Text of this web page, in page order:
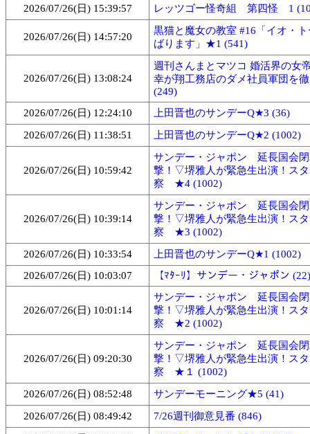
2026/07/26(日) 15:39:57
レッツゴー怪奇組 第四怪 1
2026/07/26(日) 14:57:20
黒猫と魔女の教室 #16「イオ・
ばります」★1 (541)
2026/07/26(日) 13:08:24
週刊さんまとマツコ 婚活界の女
幸が翔工務店のダメ社員軍団を
(249)
2026/07/26(日) 12:24:10
上田晋也のサンデーQ★3 (36)
2026/07/26(日) 11:38:51
上田晋也のサンデーQ★2 (1002)
2026/07/26(日) 10:59:42
サンデー・ジャポン 延長国会
撃！▽堺雅人が緊急生出演！ス
察 ★4 (1002)
2026/07/26(日) 10:39:14
サンデー・ジャポン 延長国会
撃！▽堺雅人が緊急生出演！ス
察 ★3 (1002)
2026/07/26(日) 10:33:54
上田晋也のサンデーQ★1 (1002)
2026/07/26(日) 10:03:07
【ﾏﾀｰﾘ】サンデー・ジャポン (22)
2026/07/26(日) 10:01:14
サンデー・ジャポン 延長国会
撃！▽堺雅人が緊急生出演！ス
察 ★2 (1002)
2026/07/26(日) 09:20:30
サンデー・ジャポン 延長国会
撃！▽堺雅人が緊急生出演！ス
察 ★１ (1002)
2026/07/26(日) 08:52:48
サンデーモーニング★5 (41)
2026/07/26(日) 08:49:42
7/26週刊御意見番 (846)